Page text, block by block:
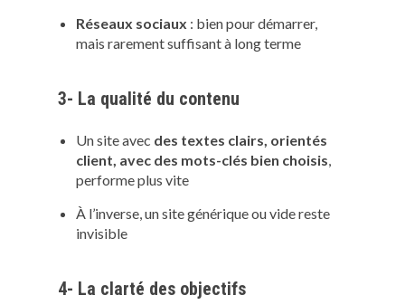
Réseaux sociaux : bien pour démarrer,
mais rarement suffisant à long terme
3- La qualité du contenu
Un site avec des textes clairs, orientés
client, avec des mots-clés bien choisis,
performe plus vite
À l’inverse, un site générique ou vide reste
invisible
4- La clarté des objectifs